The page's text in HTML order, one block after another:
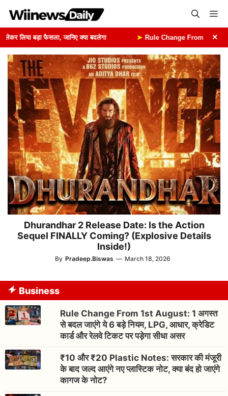
content
लिया बड़ा फैसला, जानिए क्या बदलेगा Rule Change From 1st ×
Dhurandhar 2 Release Date: Is the Action
Sequel FINALLY Coming? (Explosive Details
Inside!)
By Pradeep.Biswas — March 18, 2026
Business
Rule Change From 1st August: 1 अगस्त
से बदल जाएंगे ये 6 बड़े नियम, LPG, आधार, क्रेडिट
कार्ड और रेलवे टिकट पर पड़ेगा सीधा असर
₹10 और ₹20 Plastic Notes: सरकार की मंजूरी
के बाद जल्द आएंगे नए प्लास्टिक नोट, क्या बंद हो जाएंगे
कागज के नोट?